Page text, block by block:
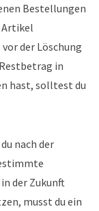
Bestellungen
Artikel
der Löschung
in
hast, solltest du
nach der
der Zukunft
musst du ein